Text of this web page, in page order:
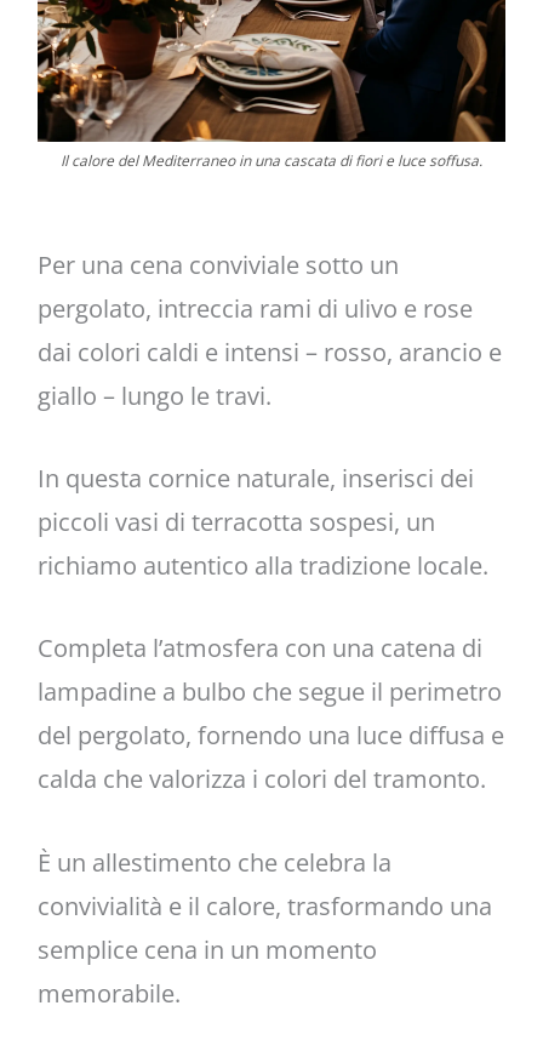
Il calore del Mediterraneo in una cascata di fiori e luce soffusa.
Per una cena conviviale sotto un
pergolato, intreccia rami di ulivo e rose
dai colori caldi e intensi – rosso, arancio e
giallo – lungo le travi.
In questa cornice naturale, inserisci dei
piccoli vasi di terracotta sospesi, un
richiamo autentico alla tradizione locale.
Completa l’atmosfera con una catena di
lampadine a bulbo che segue il perimetro
del pergolato, fornendo una luce diffusa e
calda che valorizza i colori del tramonto.
È un allestimento che celebra la
convivialità e il calore, trasformando una
semplice cena in un momento
memorabile.